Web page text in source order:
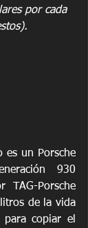
por cada
es un Porsche
930
TAG-Porsche
de la vida
copiar el